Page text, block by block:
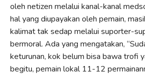
oleh netizen melalui kanal-kanal
hal yang diupayakan oleh pemain,
kalimat tak sedap melalui suporter-
bermoral. Ada yang mengatakan,
keturunan, kok belum bisa bawa trofi
begitu, pemain lokal 11-12